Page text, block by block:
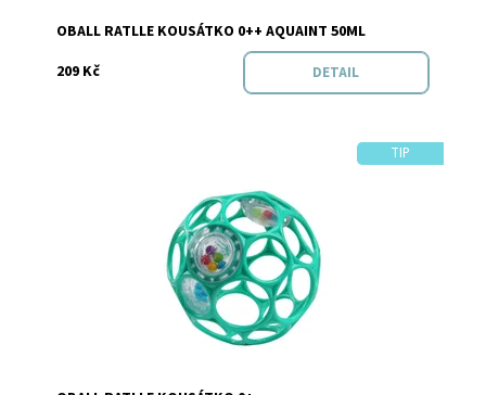
Značka: Oball
OBALL RATLLE KOUSÁTKO 0++ AQUAINT 50ML
209 Kč
DETAIL
TIP
Skladem